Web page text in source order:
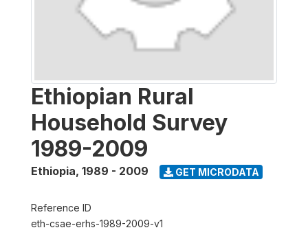
Ethiopian Rural
Household Survey
1989-2009
Ethiopia, 1989 - 2009 GET MICRODATA
Reference ID
eth-csae-erhs-1989-2009-v1